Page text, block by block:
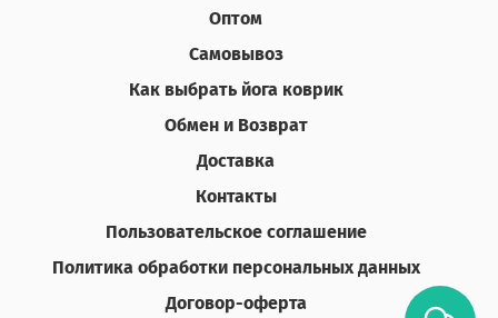
Оптом
Самовывоз
Как выбрать йога коврик
Обмен и Возврат
Доставка
Контакты
Пользовательское соглашение
Политика обработки персональных данных
Договор-оферта